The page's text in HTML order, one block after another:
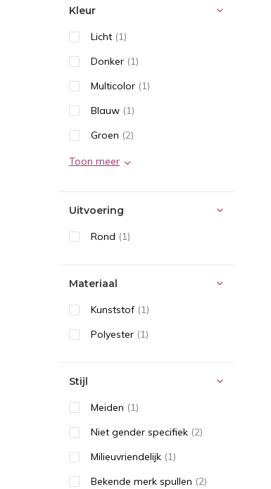
Kleur
Licht (1)
Donker (1)
Multicolor (1)
Blauw (1)
Groen (2)
Toon meer
Uitvoering
Rond (1)
Materiaal
Kunststof (1)
Polyester (1)
Stijl
Meiden (1)
Niet gender specifiek (2)
Milieuvriendelijk (1)
Bekende merk spullen (2)